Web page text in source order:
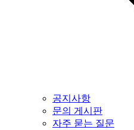
공지사항
문의 게시판
자주 묻는 질문